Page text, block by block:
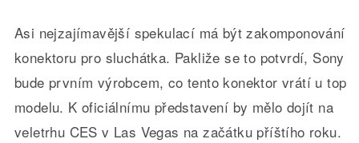
Asi nejzajímavější spekulací má být zakomponování
konektoru pro sluchátka. Pakliže se to potvrdí, Sony
bude prvním výrobcem, co tento konektor vrátí u top
modelu. K oficiálnímu představení by mělo dojít na
veletrhu CES v Las Vegas na začátku příštího roku.